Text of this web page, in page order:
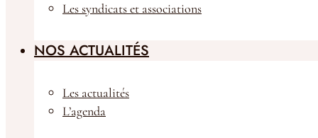
Les syndicats et associations
NOS ACTUALITÉS
Les actualités
L’agenda